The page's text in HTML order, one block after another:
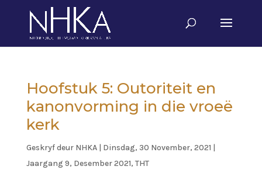
Hoofstuk 5: Outoriteit en
kanonvorming in die vroeë
kerk
Geskryf deur NHKA| Dinsdag, 30 November, 2021 |
Jaargang 9, Desember 2021, THT